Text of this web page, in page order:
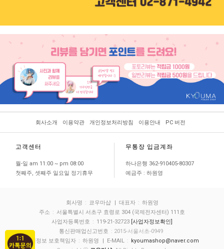
회사소개 이용약관 개인정보처리방침 이용안내 PC 버전
고객센터
월-일 am 11:00 ~ pm 08:00
첫째주, 셋째주 일요일 정기휴무
무통장 입금계좌
하나은행 362-910405-80307
예금주 : 하원영
회사명 : 쿄우마샵 | 대표자 : 하원영
주소 : 서울특별시 서초구 효령로 304 (국제전자센터) 111호
사업자등록번호 : 119-21-32723 [사업자정보확인]
통신판매업신고번호 : 2015-서울서초-0949
개인정보 보호책임자 : 하원영 | E-MAIL :
kyoumashop@naver.com